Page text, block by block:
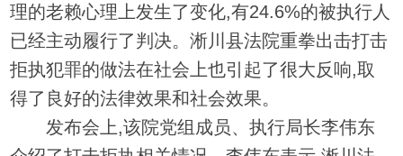
理的老赖心理上发生了变化,有24.6%的被执行人
已经主动履行了判决。淅川县法院重拳出击打击
拒执犯罪的做法在社会上也引起了很大反响,取
得了良好的法律效果和社会效果。
发布会上,该院党组成员、执行局长李伟东